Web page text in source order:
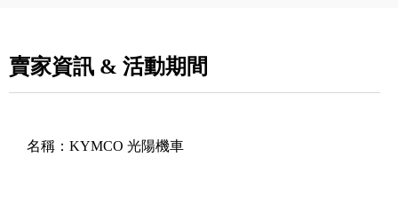
賣家資訊 & 活動期間
名稱： KYMCO 光陽機車